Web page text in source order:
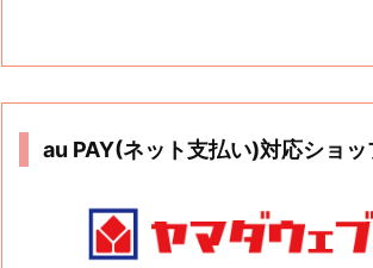
au PAY(ネット支払い)対応ショッ